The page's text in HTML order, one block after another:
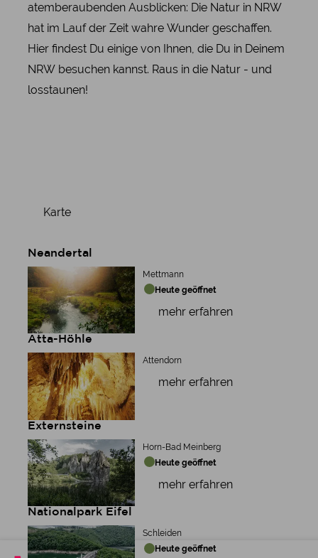
atemberaubenden Ausblicken: Die Natur in NRW
hat im Lauf der Zeit wahre Wunder geschaffen.
Hier findest Du einige von Ihnen, die Du in Deinem
NRW besuchen kannst. Raus in die Natur - und
losstaunen!
Karte
Neandertal
Mettmann
Heute geöffnet
mehr erfahren
Atta-Höhle
Attendorn
mehr erfahren
Externsteine
Horn-Bad Meinberg
Heute geöffnet
mehr erfahren
Nationalpark Eifel
Schleiden
Heute geöffnet